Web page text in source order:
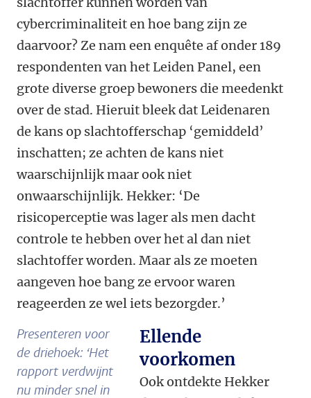
cybercriminaliteit en hoe bang zijn ze
daarvoor? Ze nam een enquête af onder 189
respondenten van het Leiden Panel, een
grote diverse groep bewoners die meedenkt
over de stad. Hieruit bleek dat Leidenaren
de kans op slachtofferschap ‘gemiddeld’
inschatten; ze achten de kans niet
waarschijnlijk maar ook niet
onwaarschijnlijk. Hekker: ‘De
risicoperceptie was lager als men dacht
controle te hebben over het al dan niet
slachtoffer worden. Maar als ze moeten
aangeven hoe bang ze ervoor waren
reageerden ze wel iets bezorgder.’
Presenteren voor
de driehoek: ‘Het
rapport verdwijnt
nu minder snel in
Ellende
voorkomen
Ook ontdekte Hekker